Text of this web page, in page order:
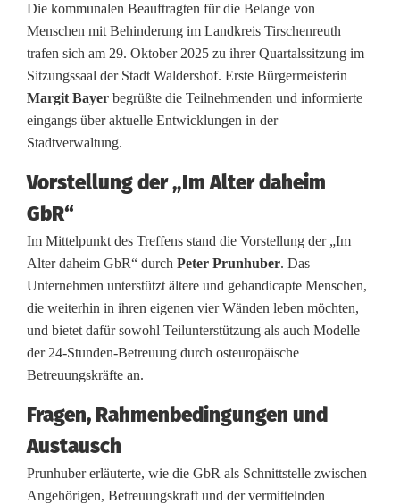
B
e
h
i
n
d
e
r
t
e
n
b
e
a
u
Die kommunalen Beauftragten für die Belange von
Menschen mit Behinderung im Landkreis Tirschenreuth
trafen sich am 29. Oktober 2025 zu ihrer Quartalssitzung im
Sitzungssaal der Stadt Waldershof. Erste Bürgermeisterin
Margit Bayer begrüßte die Teilnehmenden und informierte
eingangs über aktuelle Entwicklungen in der
Stadtverwaltung.
Vorstellung der „Im Alter daheim
GbR“
Im Mittelpunkt des Treffens stand die Vorstellung der „Im
Alter daheim GbR“ durch Peter Prunhuber. Das
Unternehmen unterstützt ältere und gehandicapte Menschen,
die weiterhin in ihren eigenen vier Wänden leben möchten,
und bietet dafür sowohl Teilunterstützung als auch Modelle
der 24-Stunden-Betreuung durch osteuropäische
Betreuungskräfte an.
Fragen, Rahmenbedingungen und
Austausch
Prunhuber erläuterte, wie die GbR als Schnittstelle zwischen
Angehörigen, Betreuungskraft und der vermittelnden